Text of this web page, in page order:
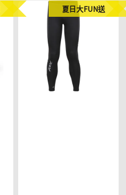
夏日大FUN送